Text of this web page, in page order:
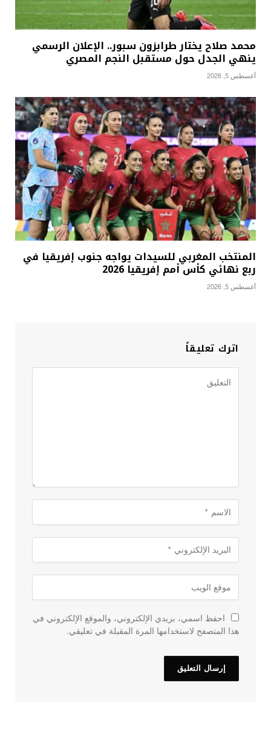
محمد صلاح يختار طرابزون سبور.. الإعلان الرسمي
ينهي الجدل حول مستقبل النجم المصري
أغسطس 5, 2026
المنتخب المغربي للسيدات يواجه جنوب إفريقيا في
ربع نهائي كأس أمم إفريقيا 2026
أغسطس 5, 2026
اترك تعليقاً
احفظ اسمي، بريدي الإلكتروني، والموقع الإلكتروني في
هذا المتصفح لاستخدامها المرة المقبلة في تعليقي.